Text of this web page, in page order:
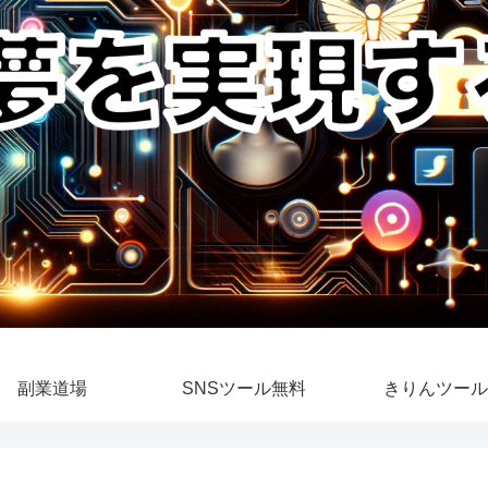
副業道場 SNSツール無料 きりんツール